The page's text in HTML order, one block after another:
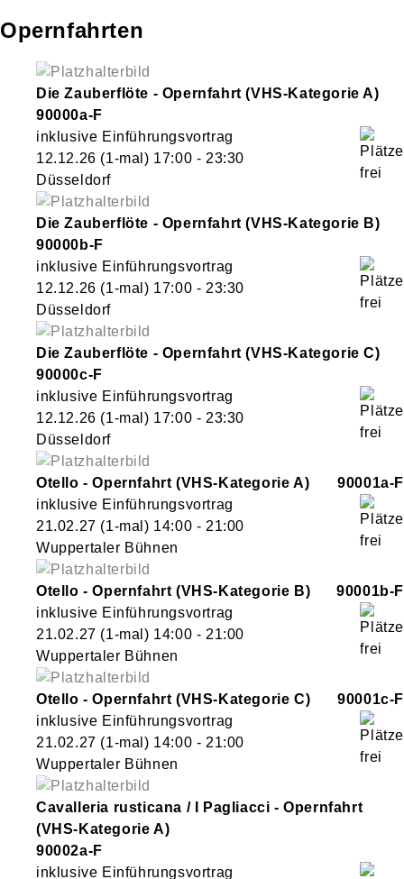
Opernfahrten
Die Zauberflöte - Opernfahrt (VHS-Kategorie A)
90000a-F
inklusive Einführungsvortrag
12.12.26 (1-mal) 17:00 - 23:30
Düsseldorf
Die Zauberflöte - Opernfahrt (VHS-Kategorie B)
90000b-F
inklusive Einführungsvortrag
12.12.26 (1-mal) 17:00 - 23:30
Düsseldorf
Die Zauberflöte - Opernfahrt (VHS-Kategorie C)
90000c-F
inklusive Einführungsvortrag
12.12.26 (1-mal) 17:00 - 23:30
Düsseldorf
Otello - Opernfahrt (VHS-Kategorie A)
90001a-F
inklusive Einführungsvortrag
21.02.27 (1-mal) 14:00 - 21:00
Wuppertaler Bühnen
Otello - Opernfahrt (VHS-Kategorie B)
90001b-F
inklusive Einführungsvortrag
21.02.27 (1-mal) 14:00 - 21:00
Wuppertaler Bühnen
Otello - Opernfahrt (VHS-Kategorie C)
90001c-F
inklusive Einführungsvortrag
21.02.27 (1-mal) 14:00 - 21:00
Wuppertaler Bühnen
Cavalleria rusticana / I Pagliacci - Opernfahrt
(VHS-Kategorie A)
90002a-F
inklusive Einführungsvortrag